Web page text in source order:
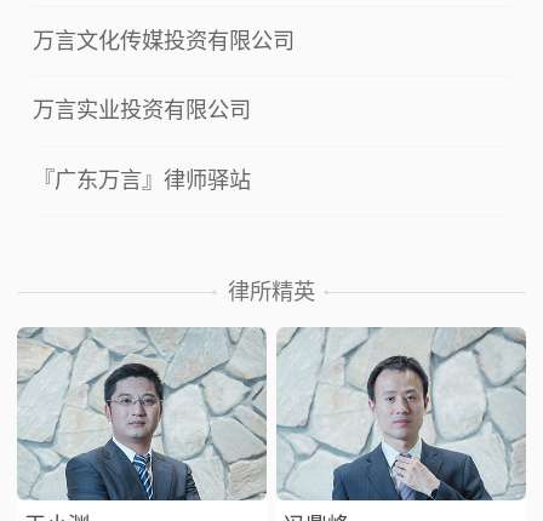
万言文化传媒投资有限公司
万言实业投资有限公司
『广东万言』律师驿站
律所精英